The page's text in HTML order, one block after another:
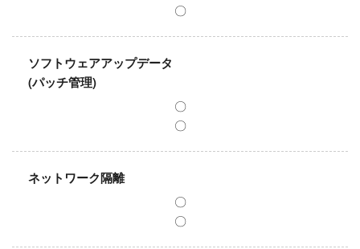
〇
ソフトウェアアップデータ
(パッチ管理)
〇
〇
ネットワーク隔離
〇
〇